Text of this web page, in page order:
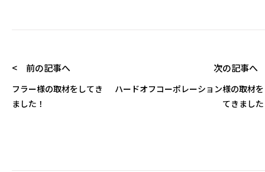
< 前の記事へ
フラー様の取材をしてき
ました！
次の記事
ハードオフコーポレーション様の取材
てきまし